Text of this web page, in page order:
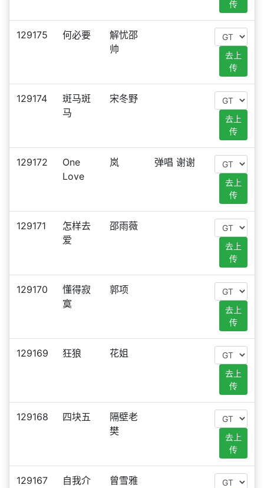
传
129175 何必要
解忧邵
帅
去上
传
129174
斑马斑
马
宋冬野
去上
传
129172
One
Love
岚 弹唱 谢谢
去上
传
129171
怎样去
爱
邵雨薇
去上
传
129170
懂得寂
寞
郭项
去上
传
129169 狂狼 花姐
去上
传
129168 四块五
隔壁老
樊
去上
传
129167
自我介
曾雪雅